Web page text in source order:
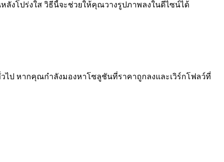
งโปร่งใส วิธีนี้จะช่วยให้คุณวางรูปภาพลงในดีไซน์ได้
ไป หากคุณกำลังมองหาโซลูชันที่ราคาถูกลงและเวิร์กโฟลว์ที่